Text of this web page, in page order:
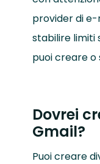
provider di
stabilire limiti
puoi creare o
Dovrei
Gmail?
Puoi creare